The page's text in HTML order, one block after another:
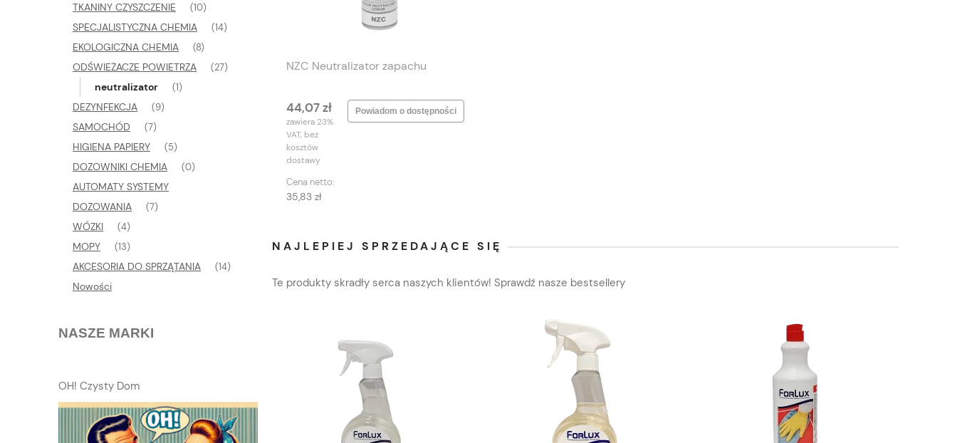
TKANINY CZYSZCZENIE (10)
SPECJALISTYCZNA CHEMIA (14)
EKOLOGICZNA CHEMIA (8)
ODŚWIEŻACZE POWIETRZA (27)
neutralizator (1)
DEZYNFEKCJA (9)
SAMOCHÓD (7)
HIGIENA PAPIERY (5)
DOZOWNIKI CHEMIA (0)
AUTOMATY SYSTEMY
DOZOWANIA
(7)
WÓZKI (4)
MOPY (13)
AKCESORIA DO SPRZĄTANIA (14)
Nowości
NASZE MARKI
OH! Czysty Dom
NZC Neutralizator zapachu
44,07 zł
zawiera 23%
VAT, bez
kosztów
dostawy
Cena netto:
35,83 zł
Powiadom o dostępności
NAJLEPIEJ SPRZEDAJĄCE SIĘ
Te produkty skradły serca naszych klientów! Sprawdź nasze bestsellery